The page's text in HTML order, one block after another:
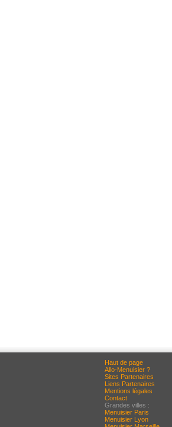
Haut de page
Allo-Menuisier ?
Sites Partenaires
Liens Partenaires
Mentions légales
Contact
Grandes villes :
Menuisier Paris
Menuisier Lyon